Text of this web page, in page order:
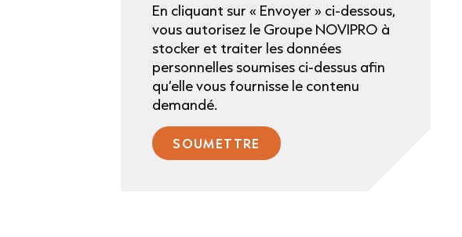
En cliquant sur « Envoyer » ci-dessous,
vous autorisez le Groupe NOVIPRO à
stocker et traiter les données
personnelles soumises ci-dessus afin
qu’elle vous fournisse le contenu
demandé.